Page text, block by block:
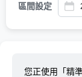
區間設定
您正使用「精